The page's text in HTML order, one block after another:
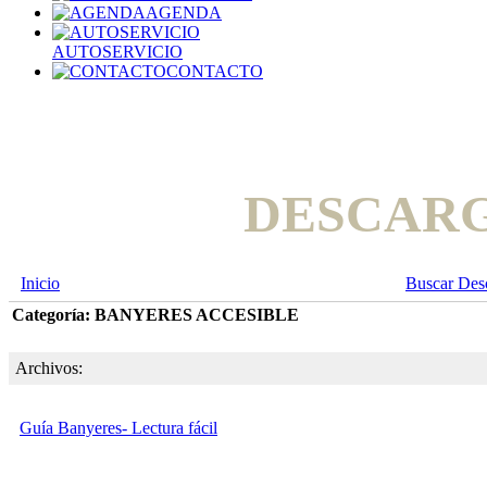
AGENDA
AUTOSERVICIO
CONTACTO
Inicio
Buscar
Categoría: BANYERES ACCESIBLE
Archivos:
Guía Banyeres- Lectura fácil